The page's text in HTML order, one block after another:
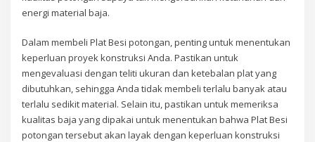
energi material baja.
Dalam membeli Plat Besi potongan, penting untuk menentukan
keperluan proyek konstruksi Anda. Pastikan untuk
mengevaluasi dengan teliti ukuran dan ketebalan plat yang
dibutuhkan, sehingga Anda tidak membeli terlalu banyak atau
terlalu sedikit material. Selain itu, pastikan untuk memeriksa
kualitas baja yang dipakai untuk menentukan bahwa Plat Besi
potongan tersebut akan layak dengan keperluan konstruksi